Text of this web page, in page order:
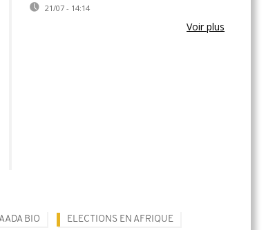
21/07 - 14:14
Voir plus
BIO ELECTIONS EN AFRIQUE